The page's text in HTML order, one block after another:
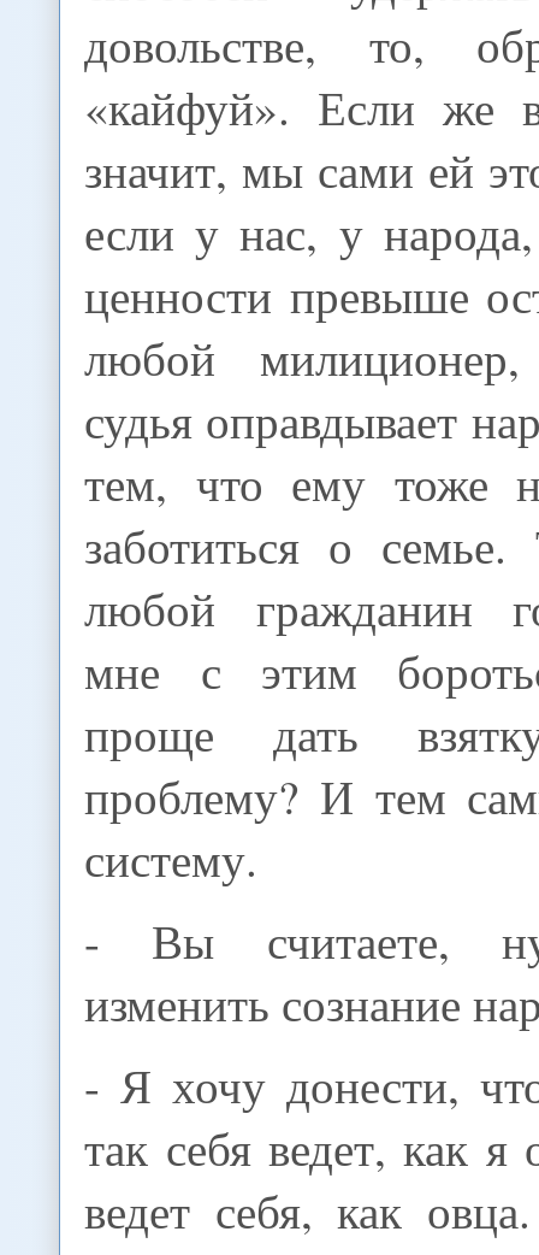
довольстве, то,
«кайфуй». Если же
значит, мы сами ей
если у нас, у
ценности превыше
любой
судья оправдывает
тем, что ему тоже
заботиться о
любой гражданин
мне с этим
проще дать
проблему? И тем
систему.
- Вы считаете,
изменить сознание
- Я хочу донести,
так себя ведет, как
ведет себя, как